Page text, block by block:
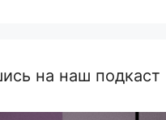
на наш подкаст